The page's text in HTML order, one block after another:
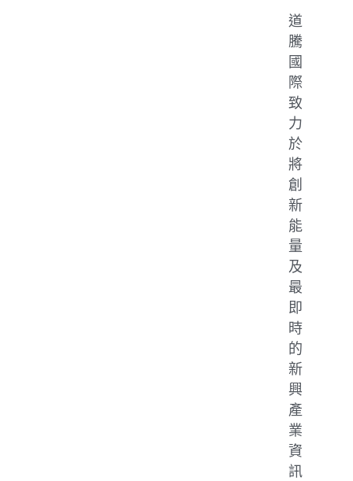
道
騰
國
際
致
力
於
將
創
新
能
量
及
最
即
時
的
新
興
產
業
資
訊